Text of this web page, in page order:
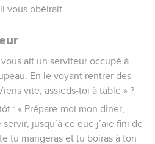
vous obéirait.
ait un serviteur occupé à
En le voyant rentrer des
vite, assieds-toi à table » ?
: « Prépare-moi mon dîner,
jusqu’à ce que j’aie fini de
tu mangeras et tu boiras à ton